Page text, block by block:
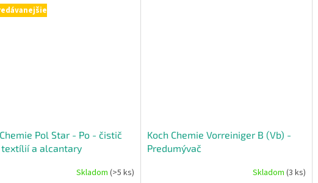
Pol Star - Po - čistič
textílií a alcantary
Skladom (>5 ks)
Koch Chemie Vorreiniger B (Vb) -
Predumývač
Skladom (3 ks)